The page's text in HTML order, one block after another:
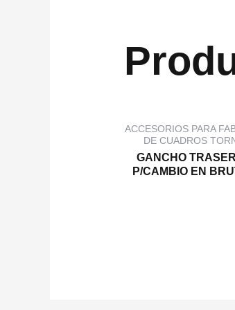
ACCESORIOS PARA
DE CUADROS
GANCHO
P/CAMBIO EN